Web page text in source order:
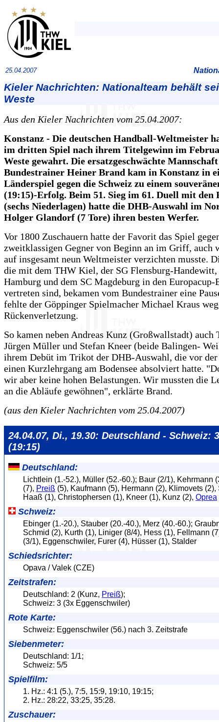
25.04.2007
Kieler Nachrichten: Nationalteam behält
Weste
Aus den Kieler Nachrichten vom 25.04.2007:
Konstanz - Die deutschen Handball-Weltmeister
im dritten Spiel nach ihrem Titelgewinn im
Weste gewahrt. Die ersatzgeschwächte
Bundestrainer Heiner Brand kam in Konstanz in
Länderspiel gegen die Schweiz zu einem
(19:15)-Erfolg. Beim 51. Sieg im 61. Duell mit den
(sechs Niederlagen) hatte die DHB-Auswahl im
Holger Glandorf (7 Tore) ihren besten Werfer.
Vor 1800 Zuschauern hatte der Favorit das Spiel
zweitklassigen Gegner von Beginn an im Griff, auch
auf insgesamt neun Weltmeister verzichten musste.
die mit dem THW Kiel, der SG Flensburg-
Hamburg und dem SC Magdeburg in den Europacup-
vertreten sind, bekamen vom Bundestrainer eine
fehlte der Göppinger Spielmacher Michael Kraus
Rückenverletzung.
So kamen neben Andreas Kunz (Großwallstadt) auch
Jürgen Müller und Stefan Kneer (beide Balingen-
ihrem Debüt im Trikot der DHB-Auswahl, die vor der
einen Kurzlehrgang am Bodensee absolviert hatte.
wir aber keine hohen Belastungen. Wir mussten die
an die Abläufe gewöhnen", erklärte Brand.
(aus den Kieler Nachrichten vom 25.04.2007)
24.04.07, Di., 19.30: Deutschland - Schweiz:
(19:15)
Deutschland:
Lichtlein (1.-52.), Müller (52.-60.); Baur (2/1), Kehrmann
(7), Preiß (5), Kaufmann (5), Hermann (2), Klimovets (2),
Haaß (1), Christophersen (1), Kneer (1), Kunz (2), Oprea
Schweiz:
Ebinger (1.-20.), Stauber (20.-40.), Merz (40.-60.);
Schmid (2), Kurth (1), Liniger (8/4), Hess (1), Fellmann
(3/1), Eggenschwiler, Furer (4), Hüsser (1), Stalder
Schiedsrichter:
Opava / Valek (CZE)
Zeitstrafen:
Deutschland: 2 (Kunz, Preiß);
Schweiz: 3 (3x Eggenschwiler)
Rote Karte:
Schweiz: Eggenschwiler (56.) nach 3. Zeitstrafe
Siebenmeter:
Deutschland: 1/1;
Schweiz: 5/5
Spielfilm:
1. Hz.: 4:1 (5.), 7:5, 15:9, 19:10, 19:15;
2. Hz.: 28:22, 33:25, 35:28.
Zuschauer: